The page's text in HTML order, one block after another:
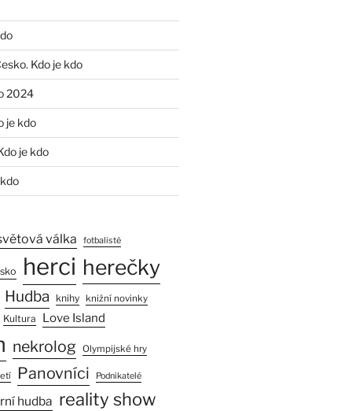
Kdo je kdo
2024
je kdo
je kdo
válka fotbalisté
herci herečky
Hudba knihy knižní novinky
Kultura Love Island
nekrolog Olympijské hry
Panovníci Podnikatelé
hudba reality show